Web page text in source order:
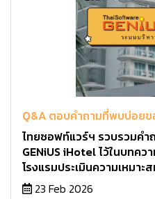
Q&A ตอบคำถามที่พบบ่อยข
ไทยซอฟท์แวร์ฯ รวบรวมค
GENiUS iHotel ไว้ในบทคว
โรงแรมประเมินความเหมา
23 Feb 2026